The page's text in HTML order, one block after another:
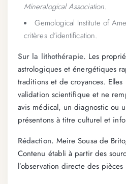
Mineralogical Association.
Gemological Institute of
critères d’identification.
Sur la lithothérapie. Les
astrologiques et énergétiques
traditions et de croyances. Elles
validation scientifique et ne
avis médical, un diagnostic ou
présentons à titre culturel et
Rédaction. Meire Sousa de
Contenu établi à partir des
l’observation directe des